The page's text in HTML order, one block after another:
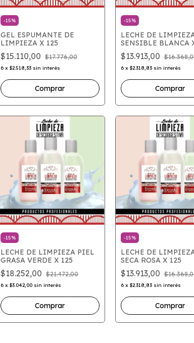
-15%
GEL ESPUMANTE DE
LIMPIEZA X 125
$15.110,00 $17.776,00
6 x $2.518,33 sin interés
-15%
LECHE DE
SENSIBLE BLANCA
$13.913,00
6 x $2.318,83 sin interés
-15%
LECHE DE LIMPIEZA PIEL
GRASA VERDE X 125
$18.252,00 $21.472,00
6 x $3.042,00 sin interés
-15%
LECHE DE
SECA ROSA X 125
$13.913,00
6 x $2.318,83 sin interés